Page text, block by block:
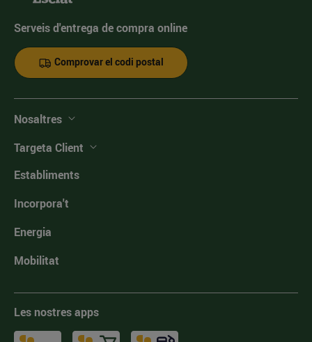
Serveis d'entrega de compra online
Comprovar el codi postal
Nosaltres
Targeta Client
Establiments
Incorpora't
Energia
Mobilitat
Les nostres apps